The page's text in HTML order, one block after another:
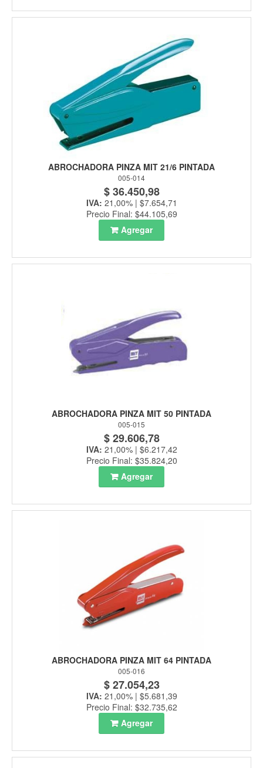
ABROCHADORA PINZA MIT 21/6 PINTADA
005-014
$ 36.450,98
IVA: 21,00% | $7.654,71
Precio Final: $44.105,69
Agregar
ABROCHADORA PINZA MIT 50 PINTADA
005-015
$ 29.606,78
IVA: 21,00% | $6.217,42
Precio Final: $35.824,20
Agregar
ABROCHADORA PINZA MIT 64 PINTADA
005-016
$ 27.054,23
IVA: 21,00% | $5.681,39
Precio Final: $32.735,62
Agregar